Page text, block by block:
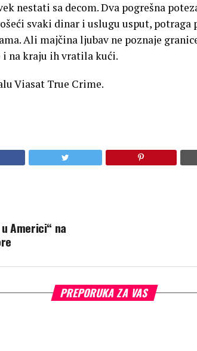
nestati sa decom. Dva pogrešna
svaki dinar i uslugu usput, potraga
Ali majčina ljubav ne poznaje
na kraju ih vratila kući.
Viasat True Crime.
Americi“ na
PREPORUKA ZA VAS